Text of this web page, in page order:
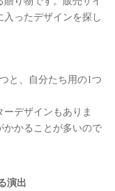
入ったデザインを探し
と、自分たち用の1つ
デザインもありま
かることが多いので
演出